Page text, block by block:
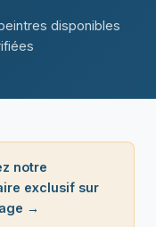
disponibles
notre
exclusif sur
→